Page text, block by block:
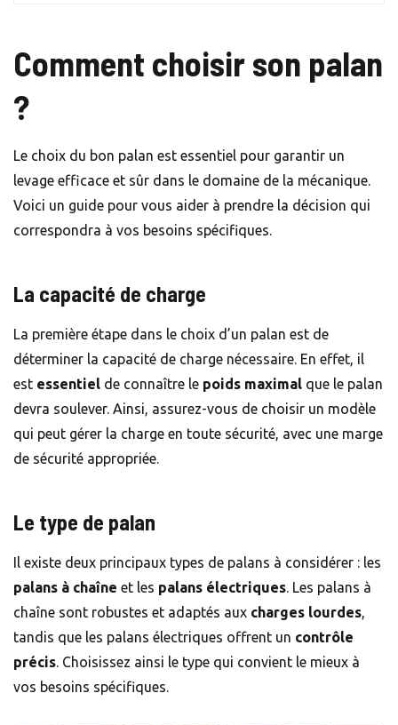
Comment choisir son palan
?
Le choix du bon palan est essentiel pour garantir un
levage efficace et sûr dans le domaine de la mécanique.
Voici un guide pour vous aider à prendre la décision qui
correspondra à vos besoins spécifiques.
La capacité de charge
La première étape dans le choix d’un palan est de
déterminer la capacité de charge nécessaire. En effet, il
est essentiel de connaître le poids maximal que le palan
devra soulever. Ainsi, assurez-vous de choisir un modèle
qui peut gérer la charge en toute sécurité, avec une marge
de sécurité appropriée.
Le type de palan
Il existe deux principaux types de palans à considérer : les
palans à chaîne et les palans électriques. Les palans à
chaîne sont robustes et adaptés aux charges lourdes,
tandis que les palans électriques offrent un contrôle
précis. Choisissez ainsi le type qui convient le mieux à
vos besoins spécifiques.